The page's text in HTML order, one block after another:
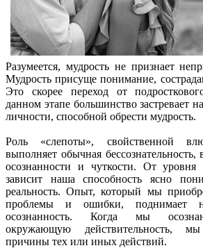
Разумеется, мудрость не признает
Мудрость присуще понимание,
Это скорее переход от
данном этапе большинство застревает
личности, способной обрести мудрость.
Роль «слепоты», свойственной
выполняет обычная
осознанности и чуткости. От уровня
зависит наша способность ясно
реальность. Опыт, который мы
проблемы и ошибки, поднимает
осознанность. Когда мы
окружающую действительность,
причины тех или иных действий.